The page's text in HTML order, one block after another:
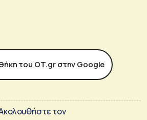
του ΟΤ.gr στην Google
τον